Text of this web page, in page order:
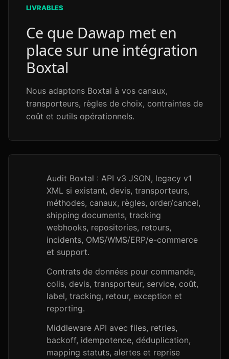
LIVRABLES
Ce que Dawap met en
place sur une intégration
Boxtal
Nous adaptons Boxtal à vos canaux,
transporteurs, règles de choix, contraintes de
coût et outils opérationnels.
Audit Boxtal : API v3 JSON, legacy v1
XML si existant, devis, transporteurs,
méthodes, canaux, règles, order/cancel,
shipping documents, tracking
webhooks, repositories, retours,
incidents, OMS/WMS/ERP/e-commerce
et support.
Contrats de données pour commande,
colis, devis, transporteur, service, coût,
label, tracking, retour, exception et
reporting.
Middleware API avec files, retries,
backoff, idempotence, déduplication,
mapping statuts, alertes et reprise